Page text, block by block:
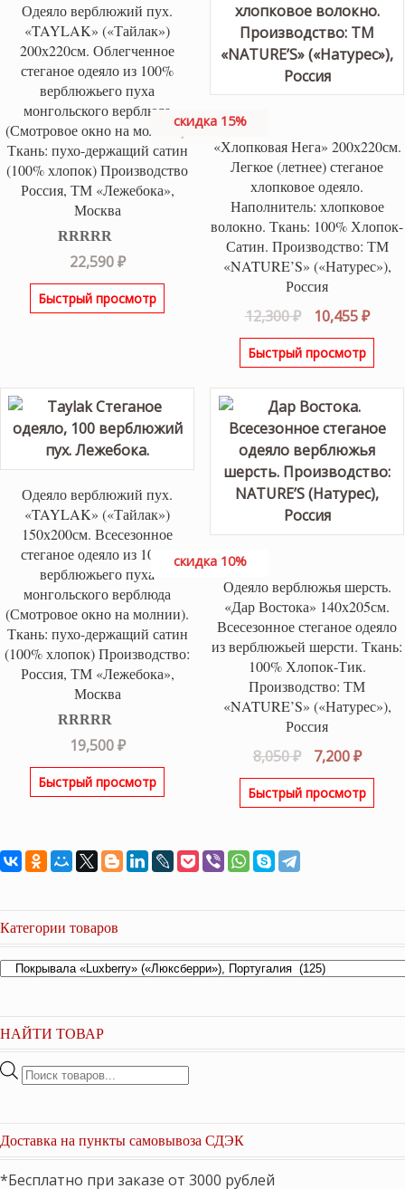
Одеяло верблюжий пух.
«TAYLAK» («Тайлак»)
200х220см. Облегченное
стеганое одеяло из 100%
верблюжьего пуха
монгольского верблюда
(Смотровое окно на молнии).
Ткань: пухо-держащий сатин
(100% хлопок) Производство
Россия, ТМ «Лежебока»,
Москва
Оценка5.00
из 5
22,590₽
Быстрый просмотр
скидка 15%
«Хлопковая Нега» 200х220см.
Легкое (летнее) стеганое
хлопковое одеяло.
Наполнитель: хлопковое
волокно. Ткань: 100% Хлопок-
Сатин. Производство: ТМ
«NATURE’S» («Натурес»),
Россия
12,300₽
цена
составляла
10,455₽
Быстрый просмотр
Одеяло верблюжий пух.
«TAYLAK» («Тайлак»)
150х200см. Всесезонное
стеганое одеяло из 100%
верблюжьего пуха
монгольского верблюда
(Смотровое окно на молнии).
Ткань: пухо-держащий сатин
(100% хлопок) Производство:
Россия, ТМ «Лежебока»,
Москва
Оценка5.00
из 5
19,500₽
Быстрый просмотр
скидка 10%
Одеяло верблюжья шерсть.
«Дар Востока» 140х205см.
Всесезонное стеганое одеяло
из верблюжьей шерсти. Ткань:
100% Хлопок-Тик.
Производство: ТМ
«NATURE’S» («Натурес»),
Россия
8,050₽
цена
составляла
7,200₽
цена:
7,200
Быстрый просмотр
Категории товаров
НАЙТИ ТОВАР
Поиск
Доставка на пункты самовывоза СДЭК
*Бесплатно при заказе от 3000 рублей